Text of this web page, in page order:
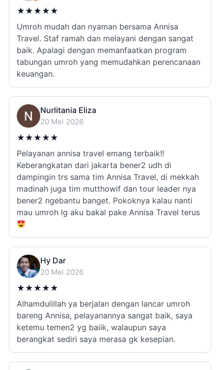
★ ★ ★ ★ ★
Umroh mudah dan nyaman bersama Annisa
Travel. Staf ramah dan melayani dengan sangat
baik. Apalagi dengan memanfaatkan program
tabungan umroh yang memudahkan perencanaan
keuangan.
Nurlitania Eliza
20 Mei 2026
★ ★ ★ ★ ★
Pelayanan annisa travel emang terbaik!!
Keberangkatan dari jakarta bener2 udh di
dampingin trs sama tim Annisa Travel, di mekkah
madinah juga tim mutthowif dan tour leader nya
bener2 ngebantu banget. Pokoknya kalau nanti
mau umroh lg aku bakal pake Annisa Travel terus
Hy Dar
20 Mei 2026
★ ★ ★ ★ ★
Alhamdulillah ya berjalan dengan lancar umroh
bareng Annisa, pelayanannya sangat baik, saya
ketemu temen2 yg baiik, walaupun saya
berangkat sediri saya merasa gk kesepian.